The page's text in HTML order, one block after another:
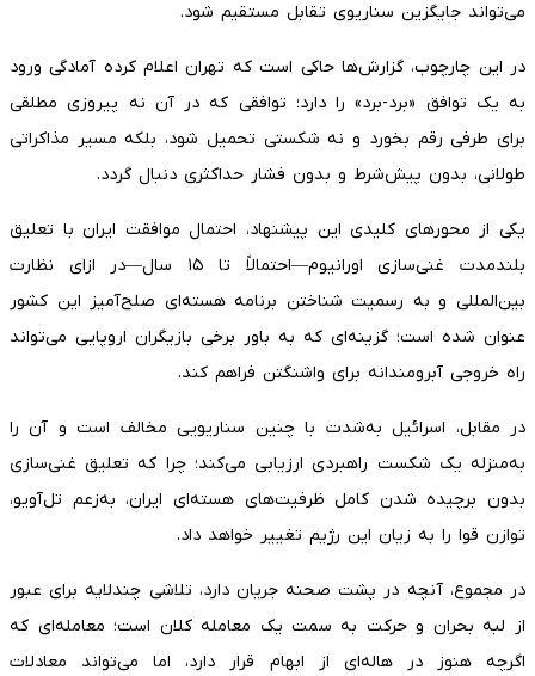
می‌تواند جایگزین سناریوی تقابل مستقیم شود.
در این چارچوب، گزارش‌ها حاکی است که تهران اعلام کرده آمادگی ورود
به یک توافق «برد-برد» را دارد؛ توافقی که در آن نه پیروزی مطلقی
برای طرفی رقم بخورد و نه شکستی تحمیل شود، بلکه مسیر مذاکراتی
طولانی، بدون پیش‌شرط و بدون فشار حداکثری دنبال گردد.
یکی از محورهای کلیدی این پیشنهاد، احتمال موافقت ایران با تعلیق
بلندمدت غنی‌سازی اورانیوم—احتمالاً تا ۱۵ سال—در ازای نظارت
بین‌المللی و به رسمیت شناختن برنامه هسته‌ای صلح‌آمیز این کشور
عنوان شده است؛ گزینه‌ای که به باور برخی بازیگران اروپایی می‌تواند
راه خروجی آبرومندانه برای واشنگتن فراهم کند.
در مقابل، اسرائیل به‌شدت با چنین سناریویی مخالف است و آن را
به‌منزله یک شکست راهبردی ارزیابی می‌کند؛ چرا که تعلیق غنی‌سازی
بدون برچیده شدن کامل ظرفیت‌های هسته‌ای ایران، به‌زعم تل‌آویو،
توازن قوا را به زیان این رژیم تغییر خواهد داد.
در مجموع، آنچه در پشت صحنه جریان دارد، تلاشی چندلایه برای عبور
از لبه بحران و حرکت به سمت یک معامله کلان است؛ معامله‌ای که
اگرچه هنوز در هاله‌ای از ابهام قرار دارد، اما می‌تواند معادلات